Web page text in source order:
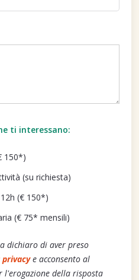
ti interessano:
150*)
(su richiesta)
(€ 150*)
(€ 75* mensili)
dichiaro di aver preso
privacye acconsento al
della risposta